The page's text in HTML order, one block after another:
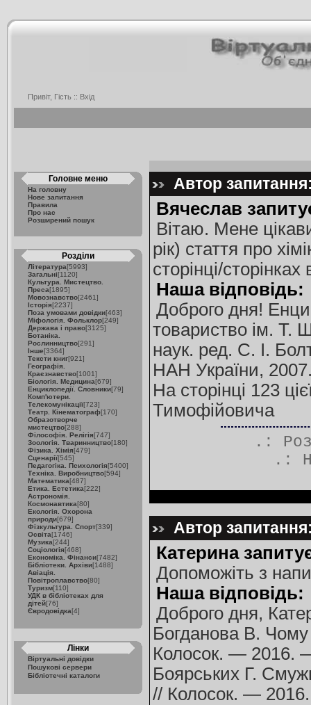
Привіт, Гість :: Вхід
Головне меню
На головну
Нове запитання
Правила
Про нас
Розширений пошук
Розділи
Література[5993]
Загальні[1120]
Культура. Мистецтво.
Преса[1895]
Мовознавство[2461]
Історія[2237]
Поза умовами довідки[463]
Міфологія. Фольклор[249]
Держава і право[3125]
Ботаніка.
Рослинництво[291]
Інше[3364]
Тексти книг[921]
Географія.
Краєзнавство[1001]
Біологія. Медицина[679]
Енциклопедії. Словники[79]
Комп'ютери.
Телекомунікації[723]
Театр. Кінематограф[170]
Образотворче
мистецтво[288]
Філософія. Релігія[747]
Зоологія. Тваринництво[180]
Фізика. Хімія[479]
Сценарії[545]
Педагогіка. Психологія[5400]
Техніка. Виробництво[594]
Математика[487]
Етика. Естетика[222]
Астрономія.
Космонавтика[80]
Екологія. Охорона
природи[679]
Фізкультура. Спорт[339]
Освіта[1746]
Музика[244]
Соціологія[468]
Економіка. Фінанси[7482]
Бібліотеки. Архіви[1488]
Авіація.
Повітроплавство[80]
Туризм[110]
УДК в бібліотеках для
дітей[76]
Євродовідка[4]
Лінки
Віртуальні довідки
Пошукові сервери
Бібліотечні каталоги
Автор
Вячеслав
Вітаю. Мене
рік) стаття про
сторінці/
Наша відповідь:
Доброго дня!
товариство ім. Т.
наук. ред. С. І.
НАН України,
На сторінці 123
Тимофійовича
.:
.:
Автор
Катерина
Допоможіть з
Наша відповідь:
Доброго дня,
Богданова В. Чому
Колосок. —
Боярських Г.
// Колосок. —